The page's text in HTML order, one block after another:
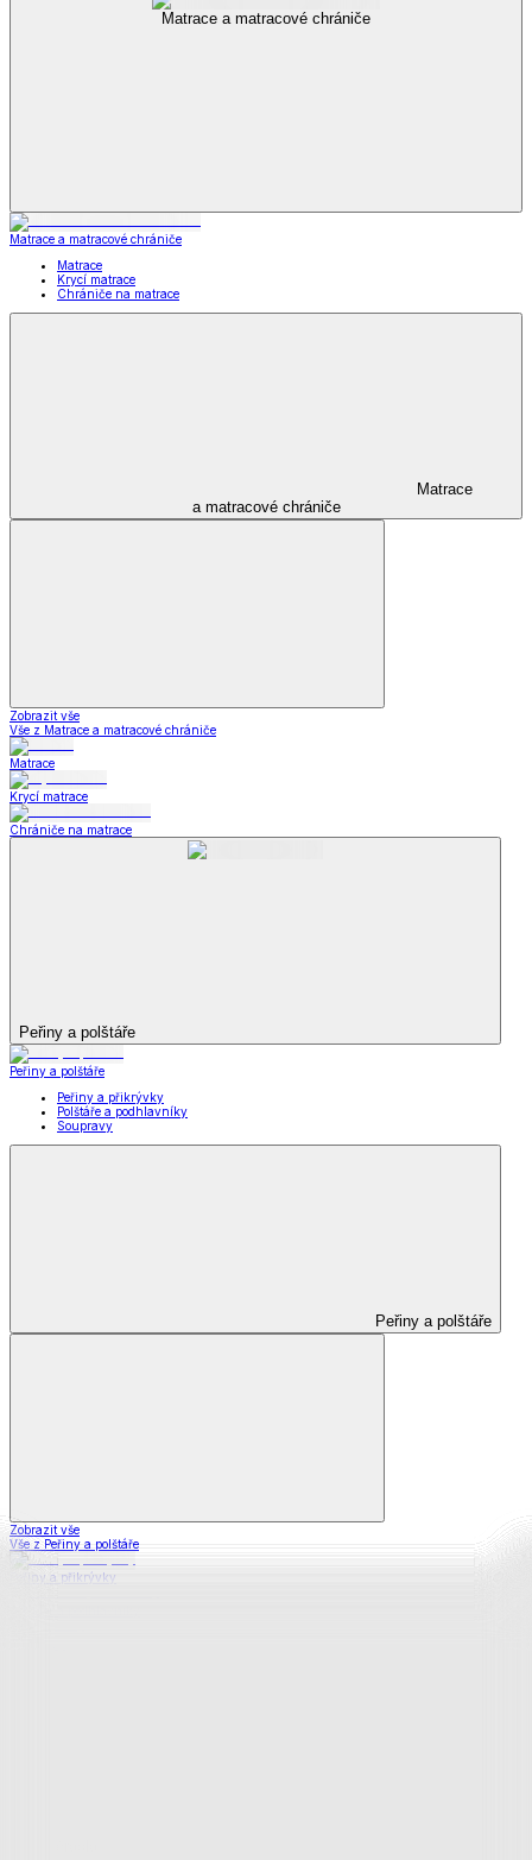
Matrace a matracové chrániče
Matrace a matracové chrániče
Matrace
Krycí matrace
Chrániče na matrace
Matrace
a matracové chrániče
Zobrazit vše
Vše z Matrace a matracové chrániče
Matrace
Krycí matrace
Chrániče na matrace
Peřiny a polštáře
Peřiny a polštáře
Peřiny a přikrývky
Polštáře a podhlavníky
Soupravy
Peřiny a polštáře
Zobrazit vše
Vše z Peřiny a polštáře
Peřiny a přikrývky